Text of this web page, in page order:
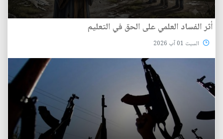
أثر الفساد العلمي على الحق في التعليم
السبت 01 آب 2026